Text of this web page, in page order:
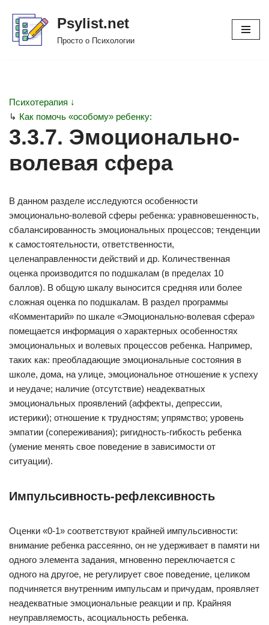
Перейти
Psylist.net
Просто о Психологии
Психотерапия ↓
↳ Как помочь «особому» ребенку:
3.3.7. Эмоционально-
волевая сфера
В данном разделе исследуются особенности
эмоционально-волевой сферы ребенка: уравновешенность,
сбалансированность эмоциональных процессов; тенденции
к самостоятельности, ответственности,
целенаправленности действий и др. Количественная
оценка производится по подшкалам (в пределах 10
баллов). В общую шкалу выносится средняя или более
сложная оценка по подшкалам. В раздел программы
«Комментарий» по шкале «Эмоционально-волевая сфера»
помещается информация о характерных особенностях
эмоциональных и волевых процессов ребенка. Например,
таких как: преобладающие эмоциональные состояния в
школе, дома, на улице, эмоциональное отношение к успеху
и неудаче; наличие (отсутствие) неадекватных
эмоциональных проявлений (аффекты, депрессии,
истерики); отношение к трудностям; упрямство; уровень
эмпатии (сопереживания); ригидность-гибкость ребенка
(умение менять свое поведение в зависимости от
ситуации).
Импульсивность-рефлексивность
Оценки «0-1» соответствуют крайней импульсивности:
внимание ребенка рассеянно, он не удерживает в памяти ни
одного элемента задания, мгновенно переключается с
одного на другое, не регулирует свое поведение, целиком
подчиняется внутренним импульсам и причудам, проявляет
неадекватные эмоциональные реакции и пр. Крайняя
неуправляемость, асоциальность ребенка.